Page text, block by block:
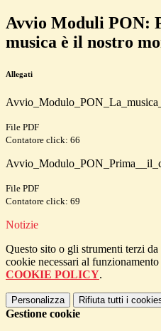
Avvio Moduli PON:
musica è il nostro
Allegati
File PDF
Contatore click: 66
File PDF
Contatore click: 69
Notizie
Questo sito o gli strumenti terzi
cookie necessari al
COOKIE POLICY.
Personalizza Rifiuta tutti i
Gestione cookie